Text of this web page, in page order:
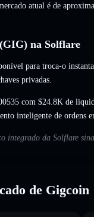
atual é de
na Solflare
para troca-o
privadas.
com $24.8K de
inteligente de ordens
integrado da Solflare
de Gigcoin